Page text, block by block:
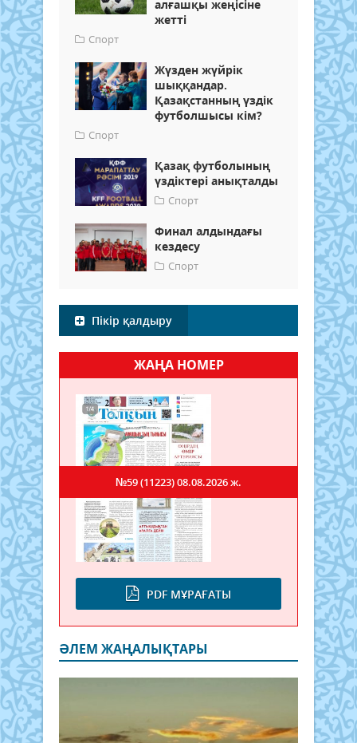
алғашқы жеңісіне
жетті
Спорт
Жүзден жүйрік
шыққандар.
Қазақстанның үздік
футболшысы кім?
Спорт
Қазақ футболының
үздіктері анықталды
Спорт
Финал алдындағы
кездесу
Спорт
Пікір қалдыру
ЖАҢА НОМЕР
PDF МҰРАҒАТЫ
№59 (11223)08.08.2026 ж.
ӘЛЕМ ЖАҢАЛЫҚТАРЫ